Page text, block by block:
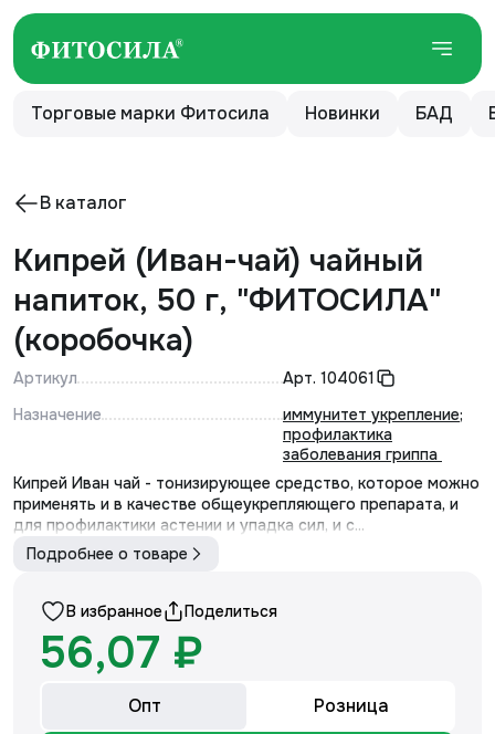
Торговые марки Фитосила Новинки БАД
В каталог
Кипрей (Иван-чай) чайный
напиток, 50 г, "ФИТОСИЛА"
(коробочка)
Артикул Арт. 104061
Назначение
иммунитет укрепление;
профилактика
заболевания гриппа
Кипрей Иван чай - тонизирующее средство, которое можно
применять и в качестве общеукрепляющего препарата, и
для профилактики астении и упадка сил, и с...
Подробнее о товаре
В избранное Поделиться
56,07 ₽
Опт Розница